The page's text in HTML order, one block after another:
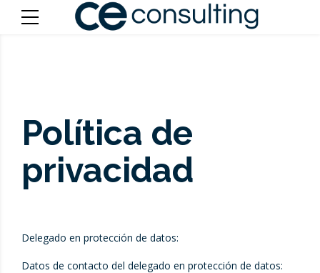
Política de
privacidad
Delegado en protección de datos:
Datos de contacto del delegado en protección de datos: